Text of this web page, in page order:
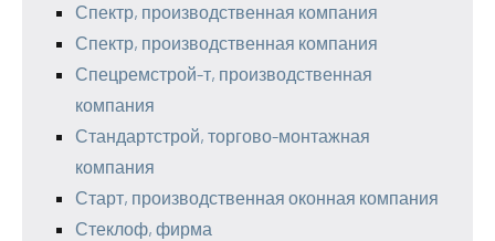
Спектр, производственная компания
Спектр, производственная компания
Спецремстрой-т, производственная
компания
Стандартстрой, торгово-монтажная
компания
Старт, производственная оконная компания
Стеклоф, фирма